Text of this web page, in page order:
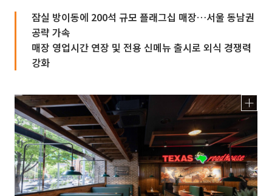
잠실 방이동에 200석 규모 플래그십 매장…서울 동남권
공략 가속
매장 영업시간 연장 및 전용 신메뉴 출시로 외식 경쟁력
강화